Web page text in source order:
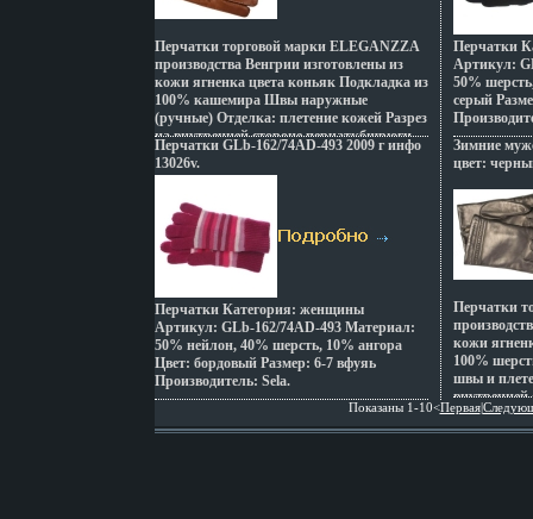
Перчатки торговой марки ELEGANZZA
производства Венгрии изготовлены из
кожи ягненка цвета коньяк Подкладка из
100% кашемира Швы наружные
(ручные) Отделка: плетение кожей Разрез
на внутренней стороне перчаткбщрюги
Длина манжеты от нижней точки
большого пальца до края перчатки
марка: Eleganzza Цвет: коньяк Размер:
85;9;95 Страна: Венгрия.
Перчатки GLb-162/74AD-493 2009 г инфо
13026v.
Перчатки Категория: женщины
Артикул: GLb-162/74AD-493 Материал:
50% нейлон, 40% шерсть, 10% ангора
Цвет: бордовый Размер: 6-7 вфуяь
Производитель: Sela.
Перчатки
Артикул:
50%
серый
Зимние
цвет:
Перчатки
кожи
100%
швы и
бщрюеот
до края
Показаны 1-10<Первая|